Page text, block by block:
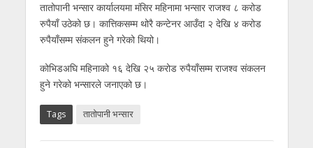
तातोपानी भन्सार कार्यालयमा मंसिर महिनामा भन्सार राजश्व ८ करोड
रुपैयाँ उठेको छ। कात्तिकसम्म थोरै कन्टेनर आउँदा २ देखि ४ करोड
रुपैयाँसम्म संकलन हुने गरेको थियो।
कोभिडअघि महिनाको १६ देखि २५ करोड रुपैयाँसम्म राजश्व संकलन
हुने गरेको भन्सारले जनाएको छ।
Tags तातोपानी भन्सार